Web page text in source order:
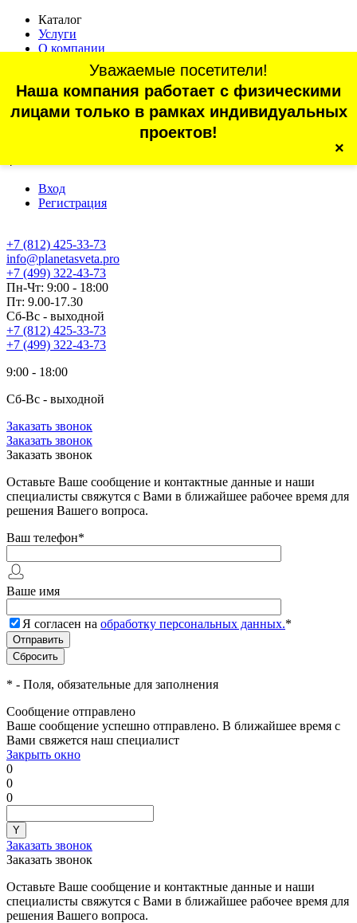
Каталог
Услуги
О компании
Статьи
Контакты
Отзывы
г. Санкт-Петербург, проспект Обуховской Обороны, 70, корп.
Вход
Регистрация
+7 (812) 425-33-73
Уважаемые посетители!
Наша компания работает с физическими
лицами только в рамках индивидуальных
проектов!
×
info@planetasveta.pro
+7 (499) 322-43-73
Пн-Чт: 9:00 - 18:00
Пт: 9.00-17.30
Сб-Вс - выходной
+7 (812) 425-33-73
+7 (499) 322-43-73
9:00 - 18:00
Сб-Вс - выходной
Заказать звонок
Заказать звонок
Заказать звонок
Оставьте Ваше сообщение и контактные данные и наши
специалисты свяжутся с Вами в ближайшее рабочее время для
решения Вашего вопроса.
Ваш телефон*
Ваше имя
Я согласен на обработку персональных данных.*
* - Поля, обязательные для заполнения
Сообщение отправлено
Ваше сообщение успешно отправлено. В ближайшее время с
Вами свяжется наш специалист
Закрыть окно
0
0
0
Заказать звонок
Заказать звонок
Оставьте Ваше сообщение и контактные данные и наши
специалисты свяжутся с Вами в ближайшее рабочее время для
решения Вашего вопроса.